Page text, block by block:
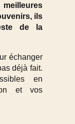
ils
de la
échanger
déjà fait.
en
et vos